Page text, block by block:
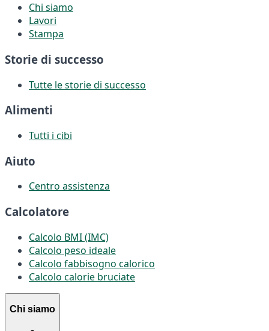
Chi siamo
Lavori
Stampa
Storie di successo
Tutte le storie di successo
Alimenti
Tutti i cibi
Aiuto
Centro assistenza
Calcolatore
Calcolo BMI (IMC)
Calcolo peso ideale
Calcolo fabbisogno calorico
Calcolo calorie bruciate
Chi siamo